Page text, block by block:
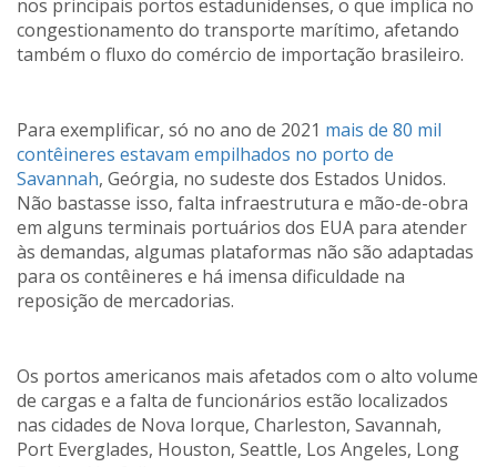
nos principais portos estadunidenses, o que implica no
congestionamento do transporte marítimo, afetando
também o fluxo do comércio de importação brasileiro.
Para exemplificar, só no ano de 2021 mais de 80 mil
contêineres estavam empilhados no porto de
Savannah, Geórgia, no sudeste dos Estados Unidos.
Não bastasse isso, falta infraestrutura e mão-de-obra
em alguns terminais portuários dos EUA para atender
às demandas, algumas plataformas não são adaptadas
para os contêineres e há imensa dificuldade na
reposição de mercadorias.
Os portos americanos mais afetados com o alto volume
de cargas e a falta de funcionários estão localizados
nas cidades de Nova Iorque, Charleston, Savannah,
Port Everglades, Houston, Seattle, Los Angeles, Long